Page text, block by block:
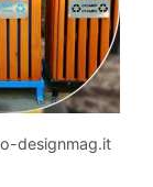
designmag.it